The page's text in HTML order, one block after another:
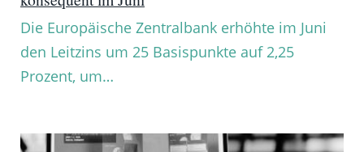
Die Europäische Zentralbank erhöhte im Juni
den Leitzins um 25 Basispunkte auf 2,25
Prozent, um…